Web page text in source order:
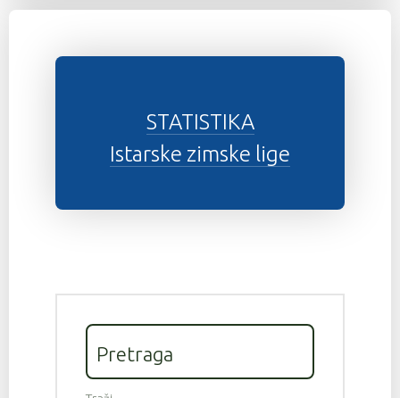
STATISTIKA
Istarske zimske lige
Pretraga